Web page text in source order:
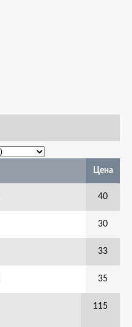
Цена
40
30
33
35
115